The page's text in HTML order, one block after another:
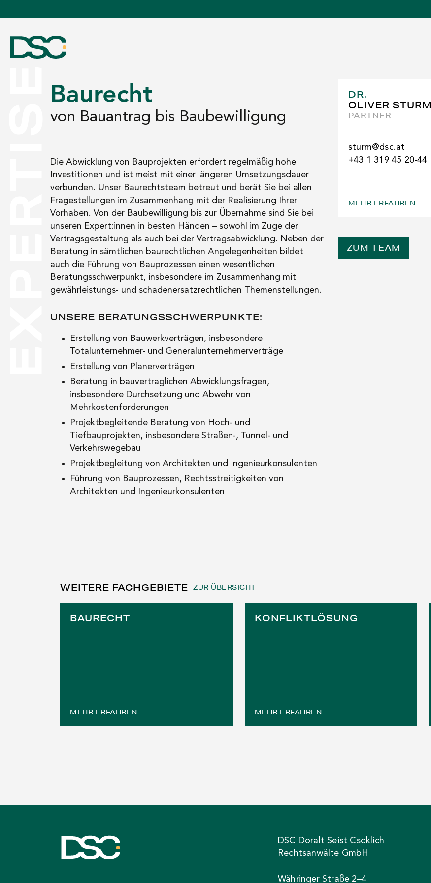
EXPERTISE
TEAM
NEWS
KARRIERE
KONTAKT
Baurecht
von Bauantrag bis Baubewilligung
Die Abwicklung von Bauprojekten erfordert regelmäßig hohe
Investitionen und ist meist mit einer längeren Umsetzungsdauer
verbunden. Unser Baurechtsteam betreut und berät Sie bei allen
Fragestellungen im Zusammenhang mit der Realisierung Ihrer
Vorhaben. Von der Baubewilligung bis zur Übernahme sind Sie bei
unseren Expert:innen in besten Händen – sowohl im Zuge der
Vertragsgestaltung als auch bei der Vertragsabwicklung. Neben der
Beratung in sämtlichen baurechtlichen Angelegenheiten bildet
auch die Führung von Bauprozessen einen wesentlichen
Beratungsschwerpunkt, insbesondere im Zusammenhang mit
gewährleistungs- und schadenersatzrechtlichen Themenstellungen.
UNSERE BERATUNGSSCHWERPUNKTE:
Erstellung von Bauwerkverträgen, insbesondere
Totalunternehmer- und Generalunternehmerverträge
Erstellung von Planerverträgen
Beratung in bauvertraglichen Abwicklungsfragen,
insbesondere Durchsetzung und Abwehr von
Mehrkostenforderungen
Projektbegleitende Beratung von Hoch- und
Tiefbauprojekten, insbesondere Straßen-, Tunnel- und
Verkehrswegebau
Projektbegleitung von Architekten und Ingenieurkonsulenten
Führung von Bauprozessen, Rechtsstreitigkeiten von
Architekten und Ingenieurkonsulenten
DR.
OLIVER STURM
PARTNER
sturm@dsc.at
+43 1 319 45 20-44
MEHR ERFAHREN
ZUM TEAM
WEITERE FACHGEBIETE ZUR ÜBERSICHT
BAURECHT
MEHR ERFAHREN
KONFLIKTLÖSUNG
MEHR ERFAHREN
DSC Doralt Seist Csoklich
Rechtsanwälte GmbH
Währinger Straße 2–4